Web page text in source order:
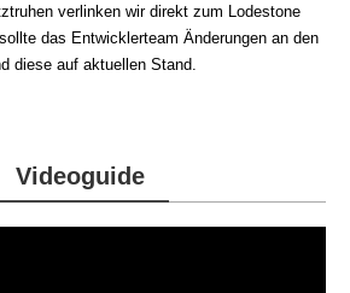
verlinken wir direkt zum Lodestone
das Entwicklerteam Änderungen an den
diese auf aktuellen Stand.
Videoguide